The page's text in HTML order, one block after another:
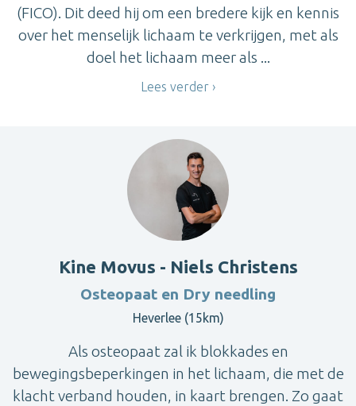
(FICO). Dit deed hij om een bredere kijk en kennis
over het menselijk lichaam te verkrijgen, met als
doel het lichaam meer als ...
Lees verder
Kine Movus - Niels Christens
Osteopaat en Dry needling
Heverlee (15km)
Als osteopaat zal ik blokkades en
bewegingsbeperkingen in het lichaam, die met de
klacht verband houden, in kaart brengen. Zo gaat